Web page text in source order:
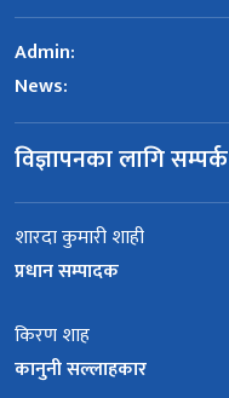
Admin:
News:
विज्ञापनका लागि सम्पर्क
शारदा कुमारी शाही
प्रधान सम्पादक
किरण शाह
कानुनी सल्लाहकार